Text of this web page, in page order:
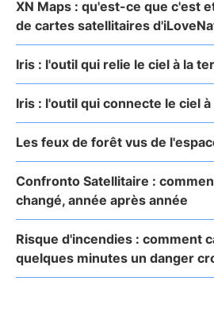
XN Maps : qu'est-ce que c'est
de cartes satellitaires
Iris : l'outil qui relie le ciel à la
Iris : l'outil qui connecte le ciel
Les feux de forêt vus de
Confronto Satellitaire :
changé, année après année
Risque d'incendies : comment
quelques minutes un danger